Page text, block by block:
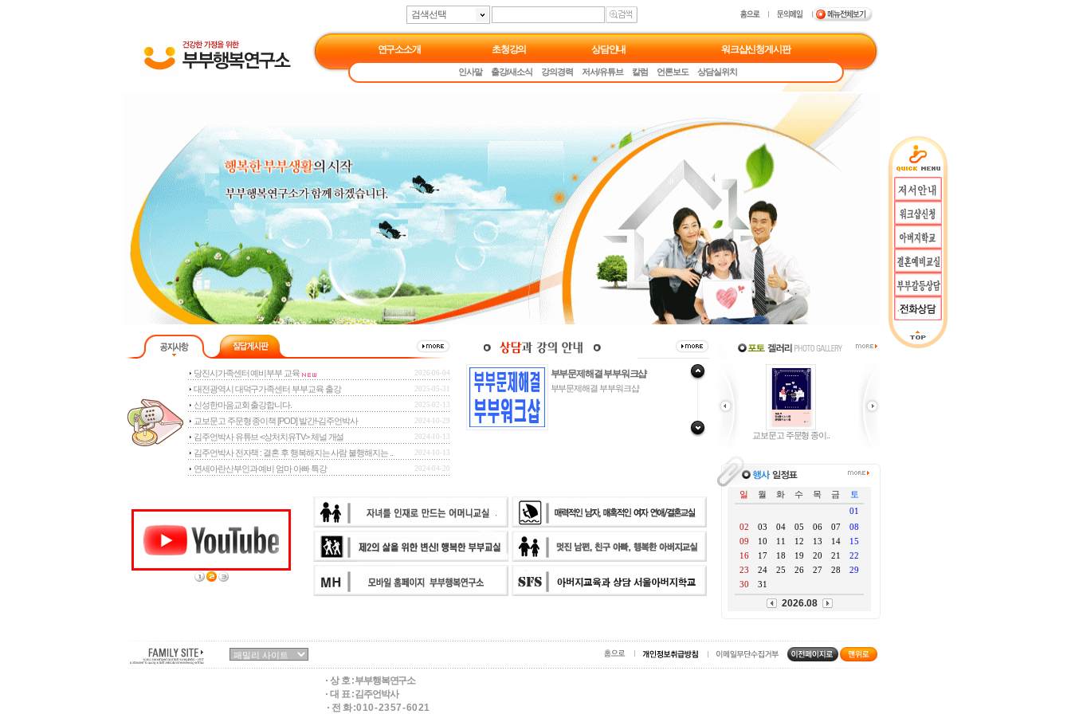
검색선택
연구소소개 초청강의 상담안내 워크샵신청게시판
인사말 출강/새소식 강의경력 저서/유튜브 칼럼 언론보도 상담실위치
당진시가족센터 예비부부 교육 2026-06-04
대전광역시 대덕구가족센터 부부교육 출강 2025-05-31
신성한마음교회 출강합니다. 2025-02-13
교보문고 주문형 종이책 [POD] 발간!-김주언박사 2024-10-29
김주언박사 유튜브 <상처치유TV> 체널 개설 2024-10-13
김주언박사 전자책 : 결혼 후 행복해지는 사람 불행해지는 .. 2024-10-13
연세아란산부인과 예비 엄마 아빠 특강 2024-04-20
부부학교 부부교육
부부대화법 부부관계회복
부부문제해결 부부워크샵
부부문제해결 부부워크샵
교보문고 주문형 종이..
상 호 :부부행복연구소
대 표 : 김주언박사
전 화 : 0 1 0 - 2 3 5 7 - 6 0 2 1